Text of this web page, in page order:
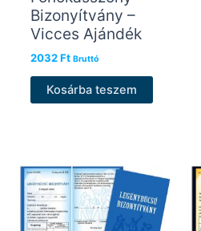
Bizonyítvány –
Vicces Ajándék
2032Ft Bruttó
Kosárba teszem